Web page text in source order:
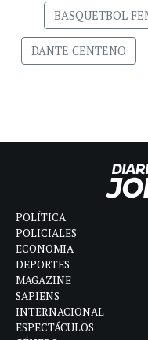
BASQUETBOL
DANTE CENTENO
POLÍTICA
POLICIALES
ECONOMIA
DEPORTES
MAGAZINE
SAPIENS
INTERNACIONAL
ESPECTÁCULOS